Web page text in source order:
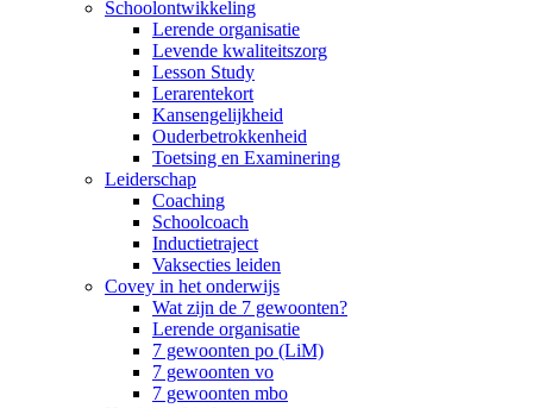
Schoolontwikkeling
Lerende organisatie
Levende kwaliteitszorg
Lesson Study
Lerarentekort
Kansengelijkheid
Ouderbetrokkenheid
Toetsing en Examinering
Leiderschap
Coaching
Schoolcoach
Inductietraject
Vaksecties leiden
Covey in het onderwijs
Wat zijn de 7 gewoonten?
Lerende organisatie
7 gewoonten po (LiM)
7 gewoonten vo
7 gewoonten mbo